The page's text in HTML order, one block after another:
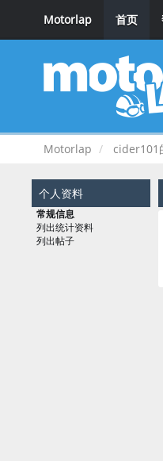
Motorlap 首页
Motorlap cider101
个人资料
常规信息
列出统计资料
列出帖子